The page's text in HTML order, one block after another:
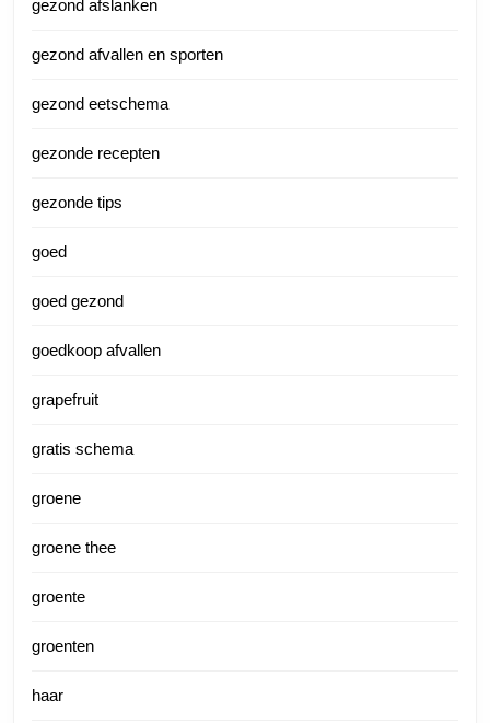
gezond afslanken
gezond afvallen en sporten
gezond eetschema
gezonde recepten
gezonde tips
goed
goed gezond
goedkoop afvallen
grapefruit
gratis schema
groene
groene thee
groente
groenten
haar